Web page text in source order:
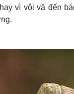
vì vội vã đến